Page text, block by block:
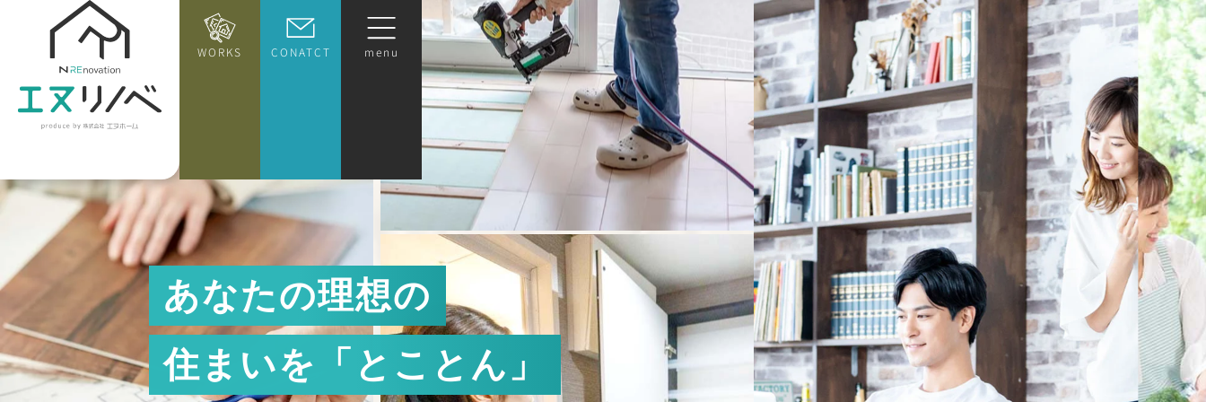
WORKS CONATCT menu
あなたの理想の
住ま いを 「 と こ と ん 」